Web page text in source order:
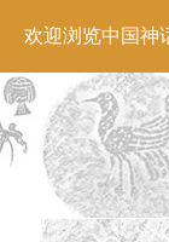
欢迎浏览中国神